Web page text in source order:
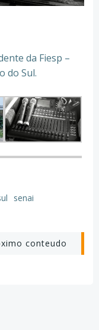
da Fiesp –
do Sul.
senai
conteudo